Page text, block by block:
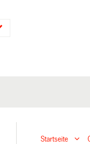
Startseite